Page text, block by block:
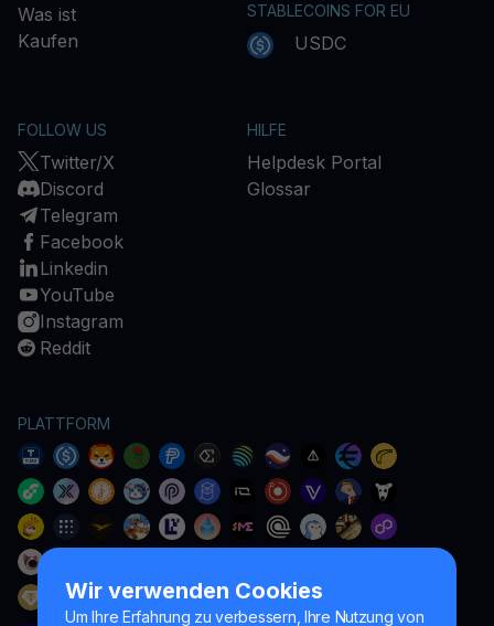
Wir verwenden Cookies
Um Ihre Erfahrung zu verbessern, Ihre Nutzung von
Was ist
Kaufen
STABLECOINS FOR EU
USDC
FOLLOW US
Twitter/X
Discord
Telegram
Facebook
Linkedin
YouTube
Instagram
Reddit
HILFE
Helpdesk Portal
Glossar
PLATTFORM